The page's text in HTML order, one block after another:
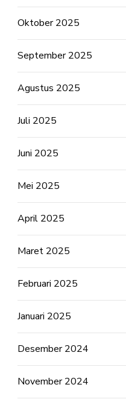
Oktober 2025
September 2025
Agustus 2025
Juli 2025
Juni 2025
Mei 2025
April 2025
Maret 2025
Februari 2025
Januari 2025
Desember 2024
November 2024